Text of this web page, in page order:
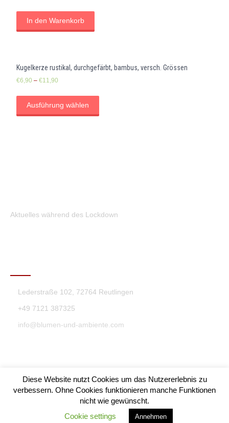
In den Warenkorb
Kugelkerze rustikal, durchgefärbt, bambus, versch. Grössen
€6,90 – €11,90
Ausführung wählen
Aktuelles während des Lockdown
Lederstraße 102, 72764 Reutlingen
+49 7121 387325
info@blumen-und-ambiente.com
Blumen & Ambiente Theme By SKT Themes
Diese Website nutzt Cookies um das Nutzererlebnis zu
verbessern. Ohne Cookies funktionieren manche Funktionen
nicht wie gewünscht.
Cookie settings
Annehmen